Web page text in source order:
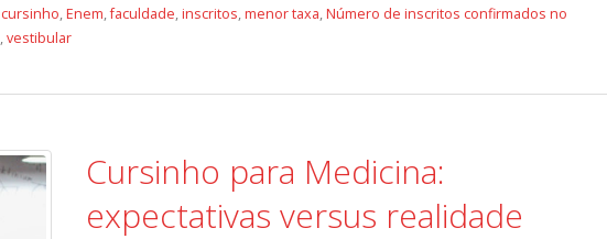
cursinho,Enem,faculdade,inscritos,menor taxa,Número de inscritos confirmados no
,vestibular
Cursinho para Medicina:
expectativas versus realidade